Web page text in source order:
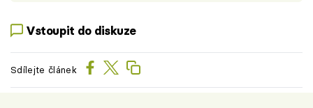
Vstoupit do diskuze
Sdílejte článek